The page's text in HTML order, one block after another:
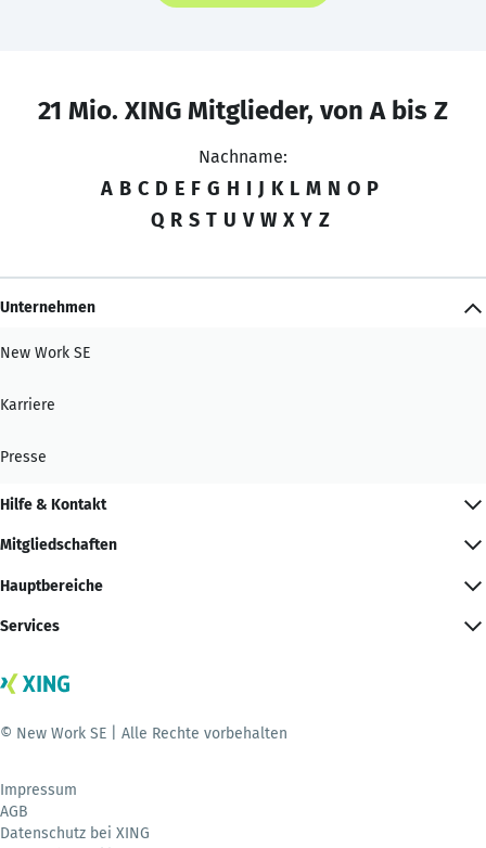
21 Mio. XING Mitglieder, von A bis Z
Nachname:
A B C D E F G H I J K L M N O P
Q R S T U V W X Y Z
Unternehmen
New Work SE
Karriere
Presse
Hilfe & Kontakt
Mitgliedschaften
Hauptbereiche
Services
© New Work SE | Alle Rechte vorbehalten
Impressum
AGB
Datenschutz bei XING